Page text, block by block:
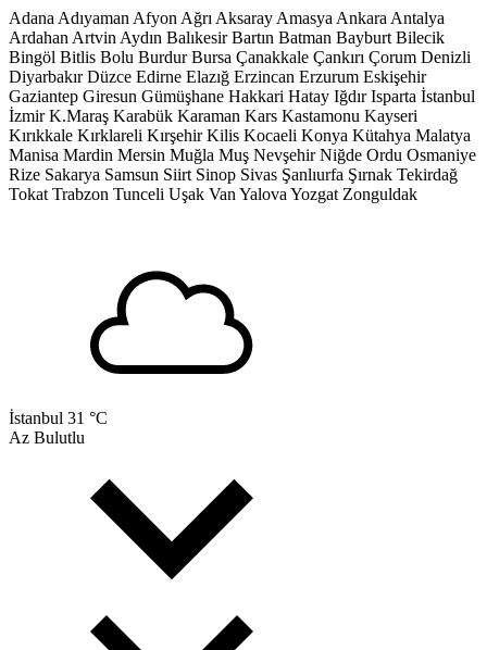
Adana Adıyaman Afyon Ağrı Aksaray Amasya Ankara Antalya
Ardahan Artvin Aydın Balıkesir Bartın Batman Bayburt Bilecik
Bingöl Bitlis Bolu Burdur Bursa Çanakkale Çankırı Çorum Denizli
Diyarbakır Düzce Edirne Elazığ Erzincan Erzurum Eskişehir
Gaziantep Giresun Gümüşhane Hakkari Hatay Iğdır Isparta İstanbul
İzmir K.Maraş Karabük Karaman Kars Kastamonu Kayseri
Kırıkkale Kırklareli Kırşehir Kilis Kocaeli Konya Kütahya Malatya
Manisa Mardin Mersin Muğla Muş Nevşehir Niğde Ordu Osmaniye
Rize Sakarya Samsun Siirt Sinop Sivas Şanlıurfa Şırnak Tekirdağ
Tokat Trabzon Tunceli Uşak Van Yalova Yozgat Zonguldak
İstanbul 31 °C
Az Bulutlu